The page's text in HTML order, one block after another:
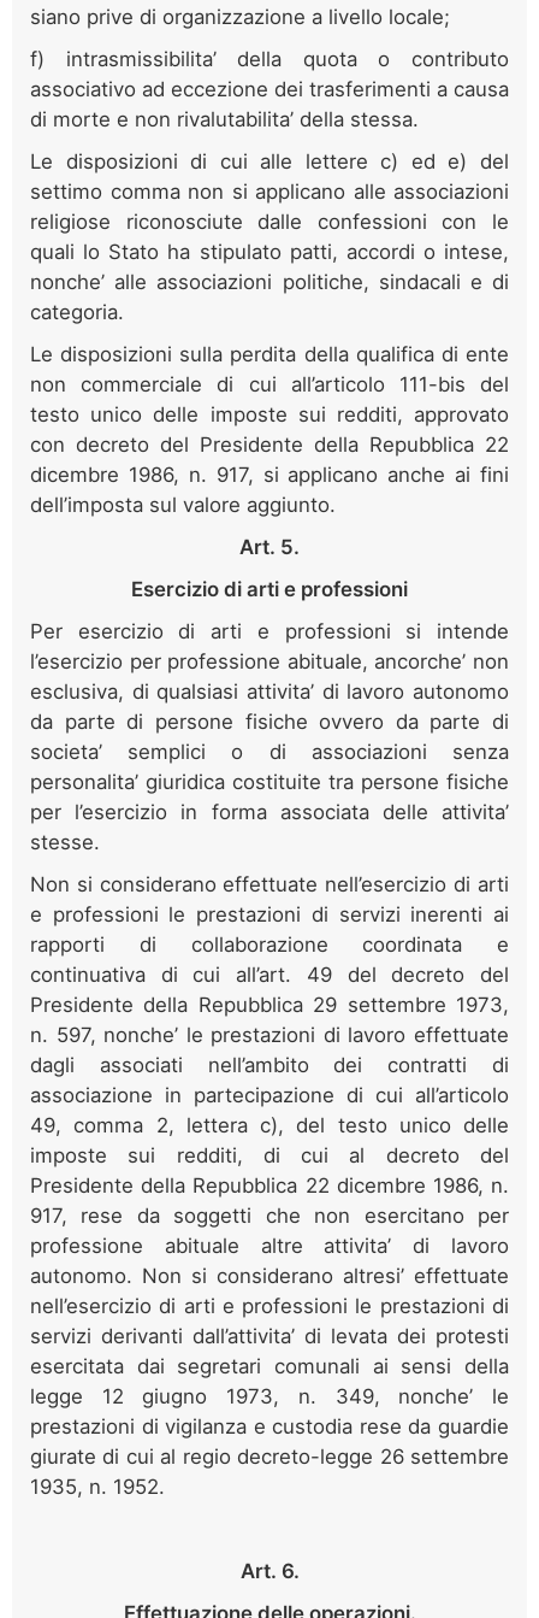
siano prive di organizzazione a livello locale;
f) intrasmissibilita’ della quota o contributo
associativo ad eccezione dei trasferimenti a causa
di morte e non rivalutabilita’ della stessa.
Le disposizioni di cui alle lettere c) ed e) del
settimo comma non si applicano alle associazioni
religiose riconosciute dalle confessioni con le
quali lo Stato ha stipulato patti, accordi o intese,
nonche’ alle associazioni politiche, sindacali e di
categoria.
Le disposizioni sulla perdita della qualifica di ente
non commerciale di cui all’articolo 111-bis del
testo unico delle imposte sui redditi, approvato
con decreto del Presidente della Repubblica 22
dicembre 1986, n. 917, si applicano anche ai fini
dell’imposta sul valore aggiunto.
Art. 5.
Esercizio di arti e professioni
Per esercizio di arti e professioni si intende
l’esercizio per professione abituale, ancorche’ non
esclusiva, di qualsiasi attivita’ di lavoro autonomo
da parte di persone fisiche ovvero da parte di
societa’ semplici o di associazioni senza
personalita’ giuridica costituite tra persone fisiche
per l’esercizio in forma associata delle attivita’
stesse.
Non si considerano effettuate nell’esercizio di arti
e professioni le prestazioni di servizi inerenti ai
rapporti di collaborazione coordinata e
continuativa di cui all’art. 49 del decreto del
Presidente della Repubblica 29 settembre 1973,
n. 597, nonche’ le prestazioni di lavoro effettuate
dagli associati nell’ambito dei contratti di
associazione in partecipazione di cui all’articolo
49, comma 2, lettera c), del testo unico delle
imposte sui redditi, di cui al decreto del
Presidente della Repubblica 22 dicembre 1986, n.
917, rese da soggetti che non esercitano per
professione abituale altre attivita’ di lavoro
autonomo. Non si considerano altresi’ effettuate
nell’esercizio di arti e professioni le prestazioni di
servizi derivanti dall’attivita’ di levata dei protesti
esercitata dai segretari comunali ai sensi della
legge 12 giugno 1973, n. 349, nonche’ le
prestazioni di vigilanza e custodia rese da guardie
giurate di cui al regio decreto-legge 26 settembre
1935, n. 1952.
Art. 6.
Effettuazione delle operazioni.